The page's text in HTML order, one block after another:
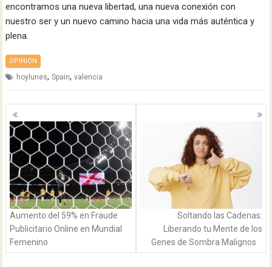
encontramos una nueva libertad, una nueva conexión con
nuestro ser y un nuevo camino hacia una vida más auténtica y
plena.
OPINIÓN
hoylunes,Spain,valencia
Navegación
de
entradas
Aumento del 59% en Fraude
Publicitario Online en Mundial
Femenino
Soltando las Cadenas:
Liberando tu Mente de los
Genes de Sombra Malignos